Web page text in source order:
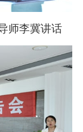
师李冀讲话